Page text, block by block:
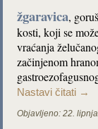
žgaravica,
kosti, koji se
vraćanja
začinjenom
Nastavi čitati →
Objavljeno: 22.